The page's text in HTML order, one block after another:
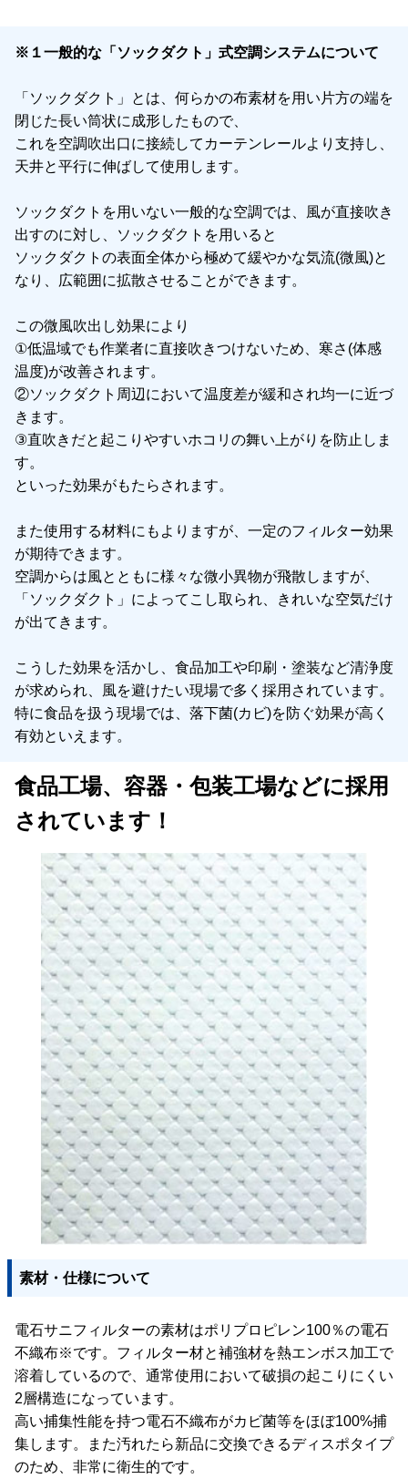
※１一般的な「ソックダクト」式空調システムについて
「ソックダクト」とは、何らかの布素材を用い片方の端を
閉じた長い筒状に成形したもので、
これを空調吹出口に接続してカーテンレールより支持し、
天井と平行に伸ばして使用します。
ソックダクトを用いない一般的な空調では、風が直接吹き
出すのに対し、ソックダクトを用いると
ソックダクトの表面全体から極めて緩やかな気流(微風)と
なり、広範囲に拡散させることができます。
この微風吹出し効果により
①低温域でも作業者に直接吹きつけないため、寒さ(体感
温度)が改善されます。
②ソックダクト周辺において温度差が緩和され均一に近づ
きます。
③直吹きだと起こりやすいホコリの舞い上がりを防止しま
す。
といった効果がもたらされます。
また使用する材料にもよりますが、一定のフィルター効果
が期待できます。
空調からは風とともに様々な微小異物が飛散しますが、
「ソックダクト」によってこし取られ、きれいな空気だけ
が出てきます。
こうした効果を活かし、食品加工や印刷・塗装など清浄度
が求められ、風を避けたい現場で多く採用されています。
特に食品を扱う現場では、落下菌(カビ)を防ぐ効果が高く
有効といえます。
食品工場、容器・包装工場などに採用
されています！
素材・仕様について
電石サニフィルターの素材はポリプロピレン100％の電石
不織布※です。フィルター材と補強材を熱エンボス加工で
溶着しているので、通常使用において破損の起こりにくい
2層構造になっています。
高い捕集性能を持つ電石不織布がカビ菌等をほぼ100%捕
集します。また汚れたら新品に交換できるディスポタイプ
のため、非常に衛生的です。